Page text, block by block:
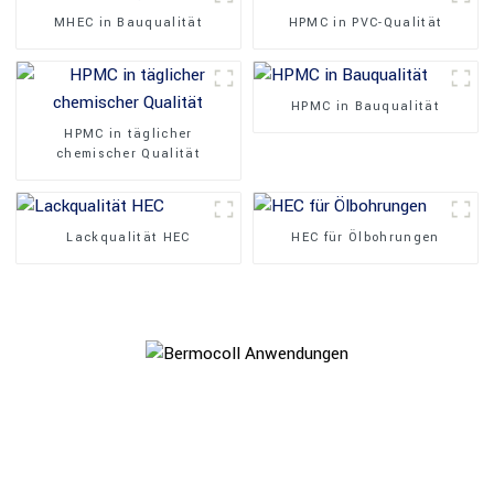
MHEC in Bauqualität HPMC in PVC-Qualität
HPMC in täglicher
chemischer Qualität
HPMC in Bauqualität
Lackqualität HEC HEC für Ölbohrungen